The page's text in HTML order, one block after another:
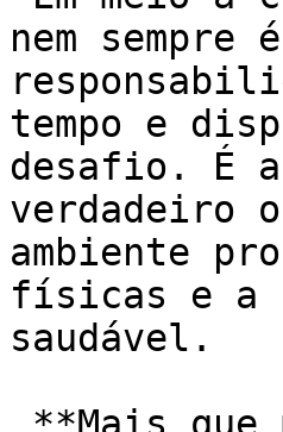
nem
tempo e
desafio. É
verdadeiro
ambiente
físicas e a
saudável.